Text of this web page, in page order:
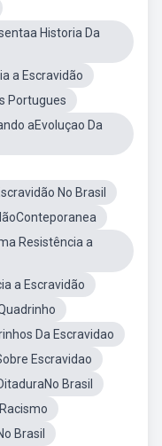
Historia Da
a Escravidão
Portugues
aEvoluçao Da
No Brasil
Resistência a
a Escravidão
Da Escravidao
Escravidao
Brasil
Brasil